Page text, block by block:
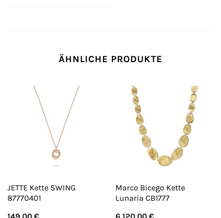
ÄHNLICHE PRODUKTE
JETTE Kette SWING
87770401
Marco Bicego Kette
Lunaria CB1777